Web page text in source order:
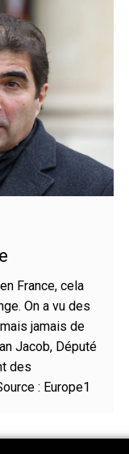
France, cela
On a vu des
jamais de
Jacob, Député
des
: Europe1